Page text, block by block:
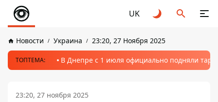
UK
Новости Украина 23:20, 27 Ноября 2025
ТОПТЕМА: В Днепре с 1 июля официально подняли
23:20, 27 ноября 2025